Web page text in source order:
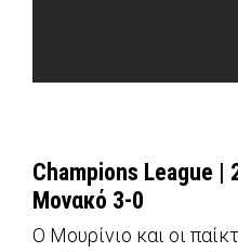
Champions League |
Μονακό 3-0
O Μουρίνιο και οι